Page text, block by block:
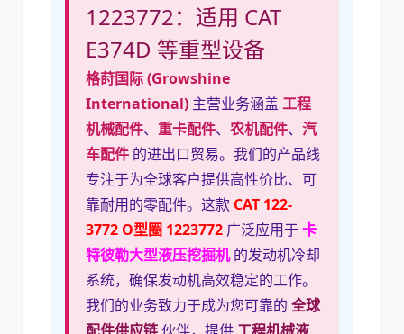
1223772：适用 CAT
E374D 等重型设备
格莳国际 (Growshine
International) 主营业务涵盖 工程
机械配件、 重卡配件、 农机配件、 汽
车配件 的进出口贸易。我们的产品线
专注于为全球客户提供高性价比、可
靠耐用的零配件。这款 CAT 122-
3772 O型圈 1223772 广泛应用于卡
特彼勒大型液压挖掘机的发动机冷却
系统，确保发动机高效稳定的工作。
我们的业务致力于成为您可靠的 全球